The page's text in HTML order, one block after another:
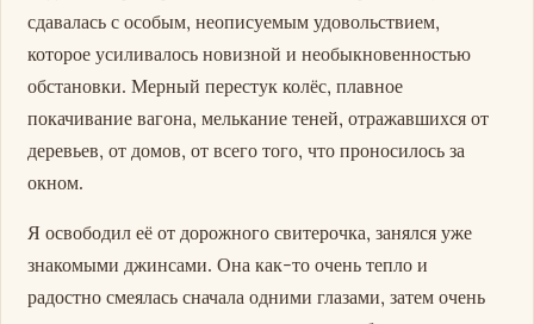
сдавалась с особым, неописуемым удовольствием,
которое усиливалось новизной и необыкновенностью
обстановки. Мерный перестук колёс, плавное
покачивание вагона, мелькание теней, отражавшихся от
деревьев, от домов, от всего того, что проносилось за
окном.
Я освободил её от дорожного свитерочка, занялся уже
знакомыми джинсами. Она как-то очень тепло и
радостно смеялась сначала одними глазами, затем очень